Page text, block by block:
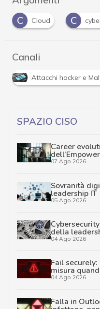
C
Cloud C
Canali
Attacchi hacker e
SPAZIO CISO
Career
07 Ago 2026
Sovranità
leadership IT
05 Ago 2026
della
04 Ago 2026
Fail securely:
misura
04 Ago 2026
Falla in